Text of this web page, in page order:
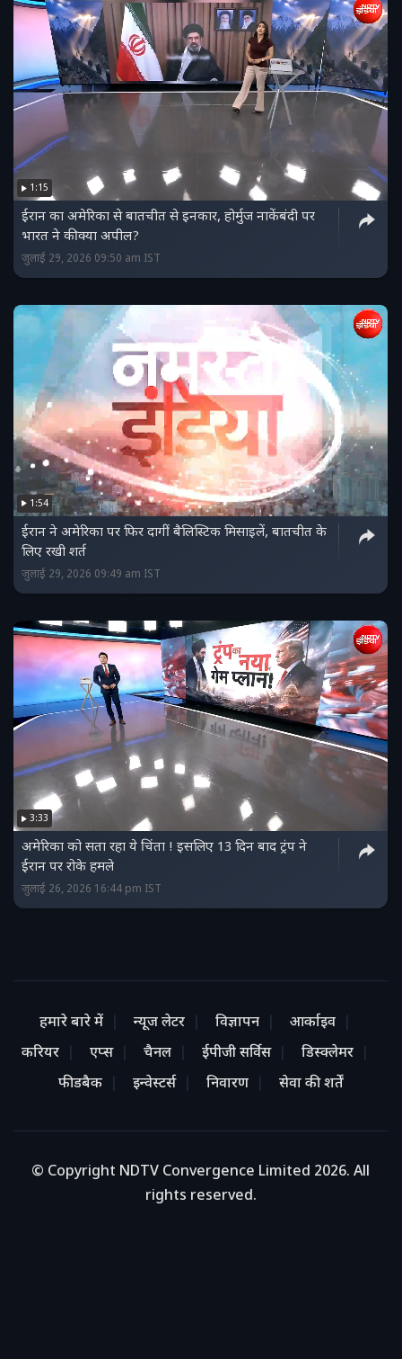
1:15
ईरान का अमेरिका से बातचीत से इनकार, होर्मुज नाकेंबंदी पर
भारत ने की क्या अपील?
जुलाई 29, 2026 09:50 am IST
1:54
ईरान ने अमेरिका पर फिर दागीं बैलिस्टिक मिसाइलें, बातचीत के
लिए रखी शर्त
जुलाई 29, 2026 09:49 am IST
3:33
अमेरिका को सता रहा ये चिंता ! इसलिए 13 दिन बाद ट्रंप ने
ईरान पर रोके हमले
जुलाई 26, 2026 16:44 pm IST
हमारे बारे में न्यूज लेटर विज्ञापन
आर्काइव
करियर
एप्स चैनल ईपीजी सर्विस
डिस्क्लेमर
फीडबैक
इन्वेस्टर्स निवारण सेवा की शर्तें
© Copyright NDTV Convergence Limited 2026. All
rights reserved.